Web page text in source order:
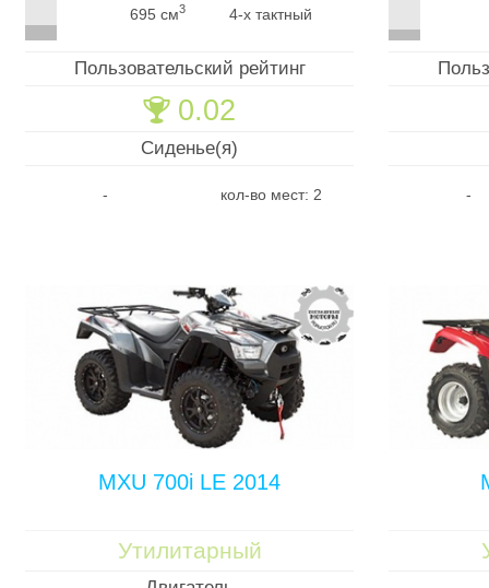
695 см3 4-х тактный
Пользовательский рейтинг
🏆 0.02
Сиденье(я)
- кол-во мест: 2 -
MXU 700i LE 2014
Утилитарный